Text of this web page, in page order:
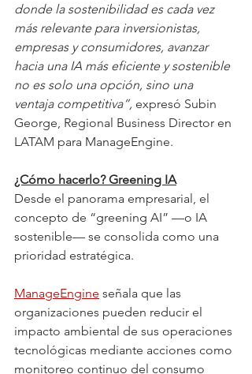
donde la sostenibilidad es cada vez
más relevante para inversionistas,
empresas y consumidores, avanzar
hacia una IA más eficiente y sostenible
no es solo una opción, sino una
ventaja competitiva”, expresó Subin
George, Regional Business Director en
LATAM para ManageEngine.
¿Cómo hacerlo? Greening IA
Desde el panorama empresarial, el
concepto de “greening AI” —o IA
sostenible— se consolida como una
prioridad estratégica.
ManageEngine señala que las
organizaciones pueden reducir el
impacto ambiental de sus operaciones
tecnológicas mediante acciones como
monitoreo continuo del consumo